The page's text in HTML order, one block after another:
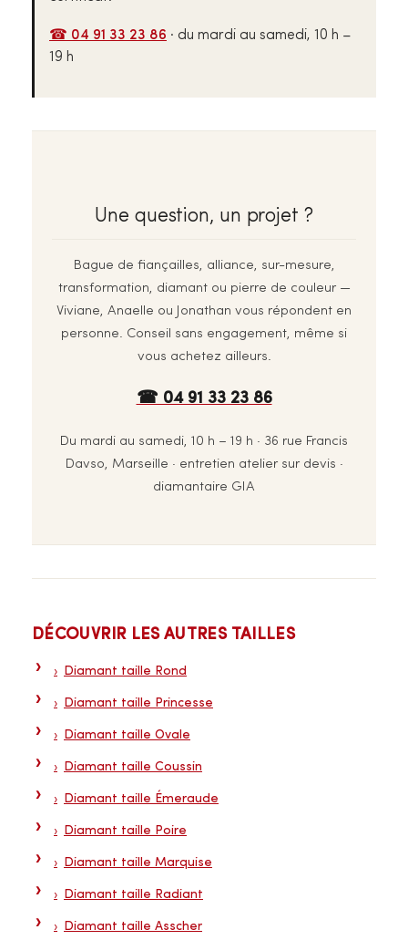
☎ 04 91 33 23 86 · du mardi au samedi, 10 h –
19 h
Une question, un projet ?
Bague de fiançailles, alliance, sur-mesure,
transformation, diamant ou pierre de couleur —
Viviane, Anaelle ou Jonathan vous répondent en
personne. Conseil sans engagement, même si
vous achetez ailleurs.
☎ 04 91 33 23 86
Du mardi au samedi, 10 h – 19 h · 36 rue Francis
Davso, Marseille · entretien atelier sur devis ·
diamantaire GIA
DÉCOUVRIR LES AUTRES TAILLES
Diamant taille Rond
Diamant taille Princesse
Diamant taille Ovale
Diamant taille Coussin
Diamant taille Émeraude
Diamant taille Poire
Diamant taille Marquise
Diamant taille Radiant
Diamant taille Asscher